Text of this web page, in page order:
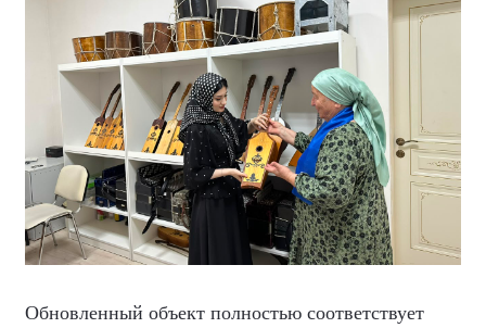
Обновленный объект полностью соответствует